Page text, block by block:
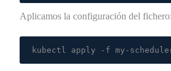
Aplicamos la configuración del fichero:
kubectl apply -f my-